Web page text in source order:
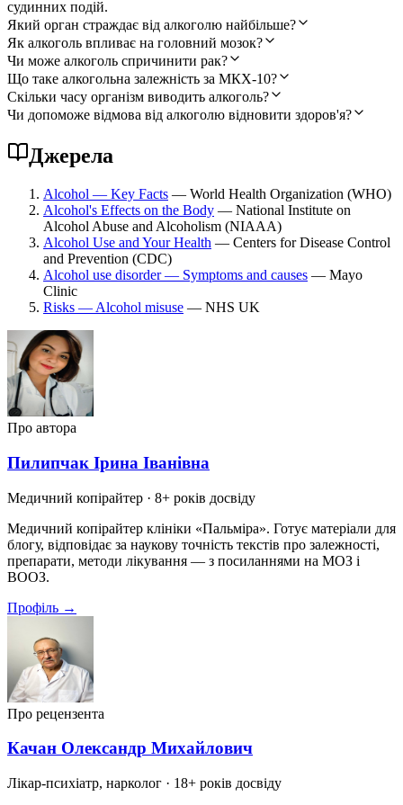
судинних подій.
Який орган страждає від алкоголю найбільше?
Як алкоголь впливає на головний мозок?
Чи може алкоголь спричинити рак?
Що таке алкогольна залежність за МКХ-10?
Скільки часу організм виводить алкоголь?
Чи допоможе відмова від алкоголю відновити здоров'я?
Джерела
Alcohol — Key Facts — World Health Organization (WHO)
Alcohol's Effects on the Body — National Institute on
Alcohol Abuse and Alcoholism (NIAAA)
Alcohol Use and Your Health — Centers for Disease Control
and Prevention (CDC)
Alcohol use disorder — Symptoms and causes — Mayo
Clinic
Risks — Alcohol misuse — NHS UK
Про автора
Пилипчак Ірина Іванівна
Медичний копірайтер · 8+ років досвіду
Медичний копірайтер клініки «Пальміра». Готує матеріали для
блогу, відповідає за наукову точність текстів про залежності,
препарати, методи лікування — з посиланнями на МОЗ і
ВООЗ.
Профіль →
Про рецензента
Качан Олександр Михайлович
Лікар-психіатр, нарколог · 18+ років досвіду